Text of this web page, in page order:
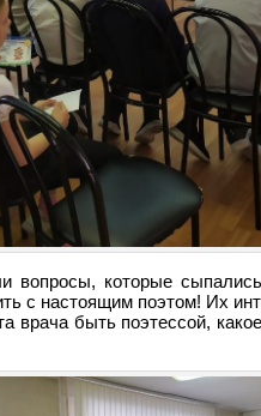
вопросы, которые
с настоящим поэтом! Их
врача быть поэтессой,